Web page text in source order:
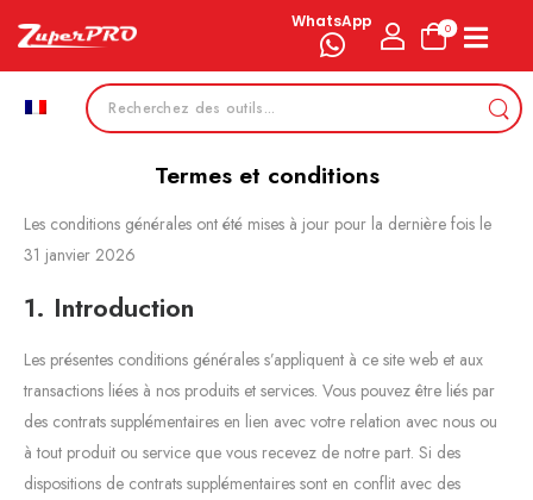
WhatsApp 0
Termes et conditions
Les conditions générales ont été mises à jour pour la dernière fois le
31 janvier 2026
1. Introduction
Les présentes conditions générales s’appliquent à ce site web et aux
transactions liées à nos produits et services. Vous pouvez être liés par
des contrats supplémentaires en lien avec votre relation avec nous ou
à tout produit ou service que vous recevez de notre part. Si des
dispositions de contrats supplémentaires sont en conflit avec des